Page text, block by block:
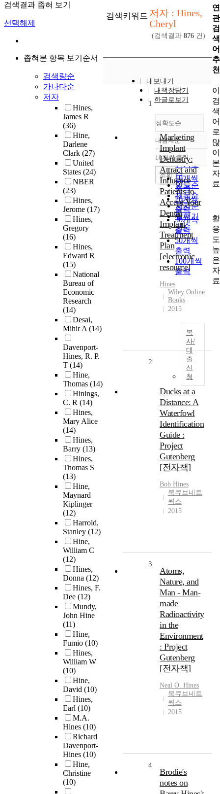
검색결과 좁혀 보기
선택해제
좁혀본 항목 보기순서
검색량순
가나다순
저자
Hines,
James R
(36)
Hine,
Darlene
Clark (27)
United
States (24)
NBER
(23)
Hines,
Jerome (17)
Hines,
Gregory
(16)
Hines,
Edward R
(15)
National
Bureau of
Economic
Research
(14)
Desai,
Mihir A(14)
Davenport-
Hines, R. P.
T (14)
Hine,
Thomas (14)
Hinings,
C. R (14)
Hines,
Mary Alice
(14)
Hines,
Barry (13)
Hines,
Thomas S
(13)
Hine,
Maynard
Kiplinger
(12)
Harrold,
Stanley (12)
Hine,
William C
(12)
Hines,
Donna (12)
Hines, F.
Dee (12)
Mundy,
John Hine
(11)
Hine,
Fumio (10)
Hines,
William W
(10)
Hine,
David (10)
Hines,
Earl (10)
M.A.
Hines (10)
Richard
Davenport-
Hines (10)
Hine,
Christine
(10)
검색키워드 저자 : Hines,
Cheryl
(검색결과 876 건)
내보내기
내책장담기
한글로보기
정확도순
정확도
순
인기도
순
연도순
제목순
저자순
발행기
관순
내림차순
내림차순
10개씩 출력
10개씩
출력
20개씩
출력
30개씩
출력
50개씩
출력
100개씩
출력
조회
1
Marketing
Implant
Dentistry:
Attract and
Influence
Patients to
Accept Your
Dental
Implant
Treatment
Plan
[electronic
resource]
Hines
Wiley Online
Books
2015
복
사/
대
출
신
청
2
Ducks at a
Distance: A
Waterfowl
Identification
Guide :
Project
Gutenberg
[전자책]
Bob Hines
북큐브네트
웍스
2015
3
Atoms,
Nature, and
Man - Man-
made
Radioactivity
in the
Environment
: Project
Gutenberg
[전자책]
Neal O. Hines
북큐브네트
웍스
2015
4
Brodie's
notes on
연
관
검
색
어
추
천
이
검
색
어
로
많
이
본
자
료
활
용
도
높
은
자
료